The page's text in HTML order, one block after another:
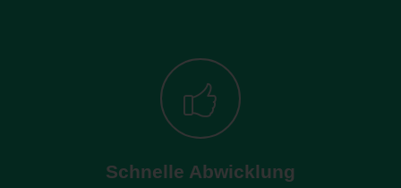
Schnelle Abwicklung